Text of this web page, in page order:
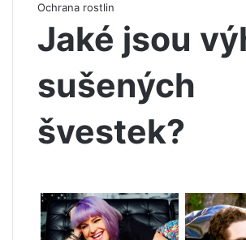
Ochrana rostlin
Jaké jsou
sušených
švestek?